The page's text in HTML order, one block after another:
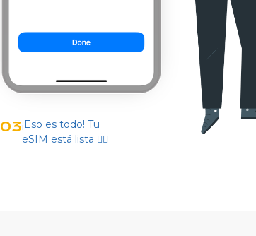
03¡Eso es todo! Tu
eSIM está lista 👌🏻